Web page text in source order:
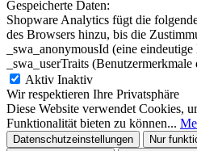
Gespeicherte Daten:
Shopware Analytics fügt die
des Browsers hinzu, bis die
_swa_anonymousId (eine
_swa_userTraits (Benutzermerkmale
Aktiv Inaktiv
Wir respektieren Ihre Privatsphäre
Diese Website verwendet Cookies,
Funktionalität bieten zu können...
Datenschutzeinstellungen
Nur